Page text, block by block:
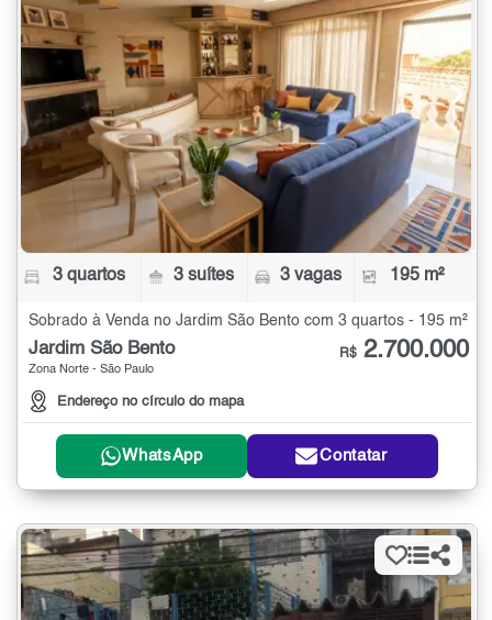
3 quartos 3 suítes 3 vagas 195 m²
Sobrado à Venda no Jardim São Bento com 3 quartos - 195 m²
Jardim São Bento
Zona Norte - São Paulo
Endereço no círculo do mapa
R$ 2.700.000
WhatsApp Contatar